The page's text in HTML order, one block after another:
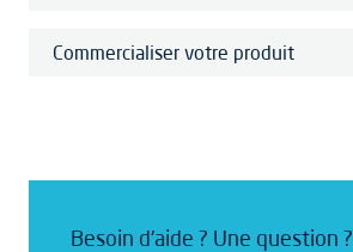
Commercialiser votre produit
Besoin d'aide ? Une question ?